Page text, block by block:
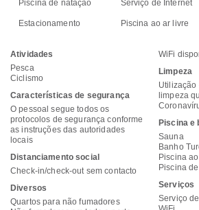
Piscina de natação Serviço de Internet
Estacionamento Piscina ao ar livre
Atividades
Pesca
Ciclismo
Características de segurança
O pessoal segue todos os
protocolos de segurança conforme
as instruções das autoridades
locais
Distanciamento social
Check-in/check-out sem contacto
Diversos
Quartos para não fumadores
WiFi
Limpeza
Utilização
limpeza
Piscina e
Sauna
Banho
Piscina
Piscina
Serviços
Serviço